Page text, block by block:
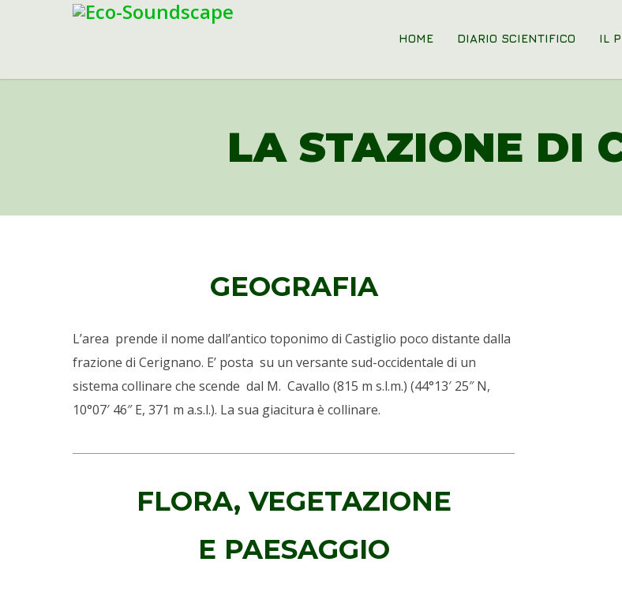
HOME DIARIO SCIENTIFICO IL
LA STAZIONE DI
GEOGRAFIA
L’area prende il nome dall’antico toponimo di Castiglio poco distante dalla
frazione di Cerignano. E’ posta su un versante sud-occidentale di un
sistema collinare che scende dal M. Cavallo (815 m s.l.m.) (44°13′ 25″ N,
10°07′ 46″ E, 371 m a.s.l.). La sua giacitura è collinare.
FLORA, VEGETAZIONE
E PAESAGGIO